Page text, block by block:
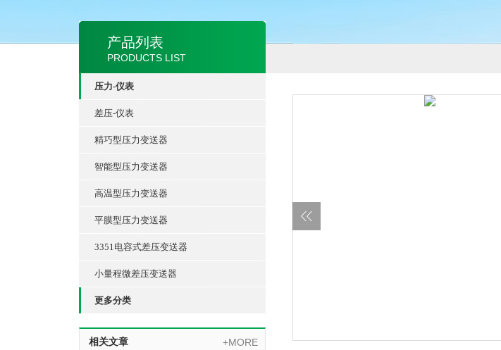
产品列表
PRODUCTS LIST
压力-仪表
差压-仪表
精巧型压力变送器
智能型压力变送器
高温型压力变送器
平膜型压力变送器
3351电容式差压变送器
小量程微差压变送器
更多分类
相关文章 +MORE